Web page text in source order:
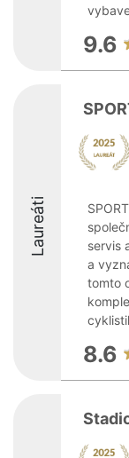
9.6
Laureáti
servis
a
tomto
8.6